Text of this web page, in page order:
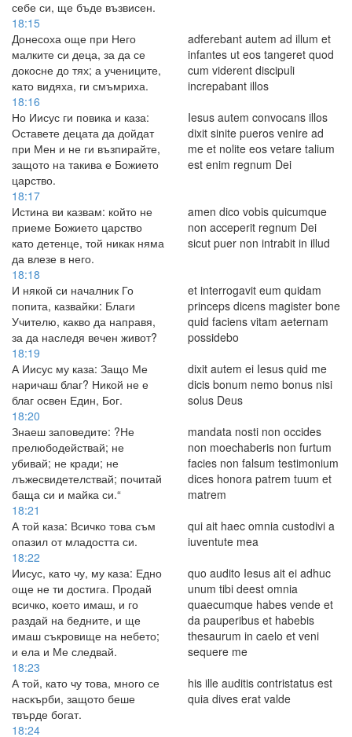
себе си, ще бъде възвисен.
18:15
Донесоха още при Него
малките си деца, за да се
докосне до тях; а учениците,
като видяха, ги смъмриха.
adferebant autem ad illum et
infantes ut eos tangeret quod
cum viderent discipuli
increpabant illos
18:16
Но Иисус ги повика и каза:
Оставете децата да дойдат
при Мен и не ги възпирайте,
защото на такива е Божието
царство.
Iesus autem convocans illos
dixit sinite pueros venire ad
me et nolite eos vetare talium
est enim regnum Dei
18:17
Истина ви казвам: който не
приеме Божието царство
като детенце, той никак няма
да влезе в него.
amen dico vobis quicumque
non acceperit regnum Dei
sicut puer non intrabit in illud
18:18
И някой си началник Го
попита, казвайки: Благи
Учителю, какво да направя,
за да наследя вечен живот?
et interrogavit eum quidam
princeps dicens magister bone
quid faciens vitam aeternam
possidebo
18:19
А Иисус му каза: Защо Ме
наричаш благ? Никой не е
благ освен Един, Бог.
dixit autem ei Iesus quid me
dicis bonum nemo bonus nisi
solus Deus
18:20
Знаеш заповедите: ?Не
прелюбодействай; не
убивай; не кради; не
лъжесвидетелствай; почитай
баща си и майка си.“
mandata nosti non occides
non moechaberis non furtum
facies non falsum testimonium
dices honora patrem tuum et
matrem
18:21
А той каза: Всичко това съм
опазил от младостта си.
qui ait haec omnia custodivi a
iuventute mea
18:22
Иисус, като чу, му каза: Едно
още не ти достига. Продай
всичко, което имаш, и го
раздай на бедните, и ще
имаш съкровище на небето;
и ела и Ме следвай.
quo audito Iesus ait ei adhuc
unum tibi deest omnia
quaecumque habes vende et
da pauperibus et habebis
thesaurum in caelo et veni
sequere me
18:23
А той, като чу това, много се
наскърби, защото беше
твърде богат.
his ille auditis contristatus est
quia dives erat valde
18:24